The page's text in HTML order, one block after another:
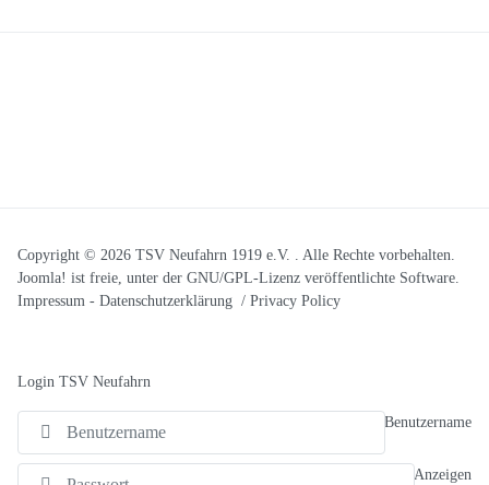
Copyright © 2026 TSV Neufahrn 1919 e.V. . Alle Rechte vorbehalten.
Joomla! ist freie, unter der GNU/GPL-Lizenz veröffentlichte Software.
Impressum - Datenschutzerklärung / Privacy Policy
Login TSV Neufahrn
Benutzername
Anzeigen